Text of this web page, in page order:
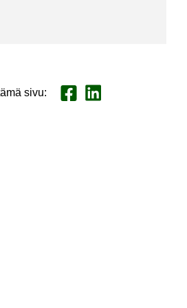
sivu: Jaa Face­book
Jaa Lin­ke­dI­nis­sä